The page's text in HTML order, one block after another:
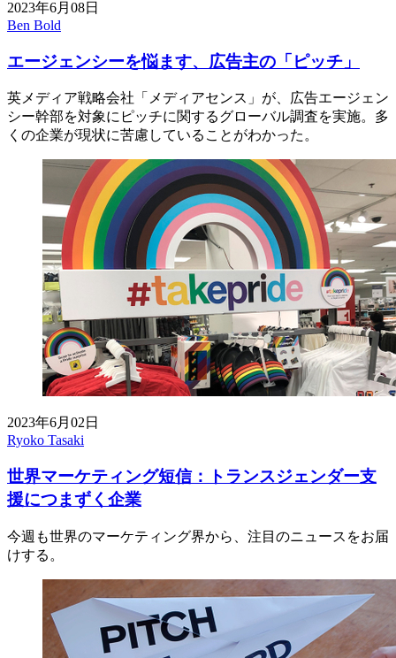
2023年6月08日
Ben Bold
エージェンシーを悩ます、広告主の「ピッチ」
英メディア戦略会社「メディアセンス」が、広告エージェン
シー幹部を対象にピッチに関するグローバル調査を実施。多
くの企業が現状に苦慮していることがわかった。
2023年6月02日
Ryoko Tasaki
世界マーケティング短信：トランスジェンダー支
援につまずく企業
今週も世界のマーケティング界から、注目のニュースをお届
けする。